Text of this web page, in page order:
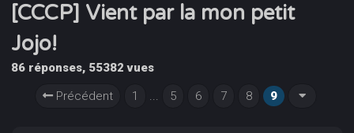
[CCCP] Vient par la mon petit
Jojo!
86 réponses, 55382 vues
Précédent
1 ... 5 6 7 8 9